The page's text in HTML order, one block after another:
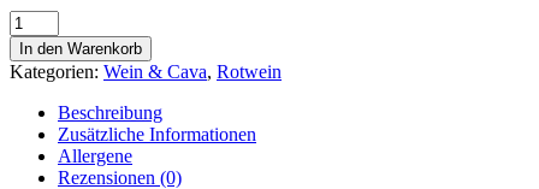
Rotwein
Clos
Gebrat
2016
0,75l
Menge
In den Warenkorb
Kategorien: Wein & Cava, Rotwein
Beschreibung
Zusätzliche Informationen
Allergene
Rezensionen (0)